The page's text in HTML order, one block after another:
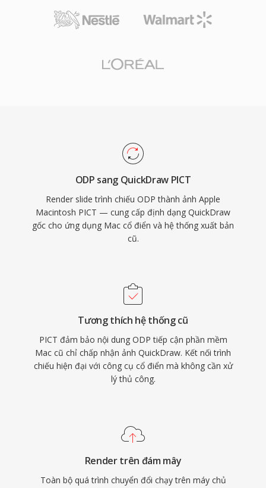
ODP sang QuickDraw PICT
Render slide trình chiếu ODP thành ảnh Apple
Macintosh PICT — cung cấp định dạng QuickDraw
gốc cho ứng dụng Mac cổ điển và hệ thống xuất bản
cũ.
Tương thích hệ thống cũ
PICT đảm bảo nội dung ODP tiếp cận phần mềm
Mac cũ chỉ chấp nhận ảnh QuickDraw. Kết nối trình
chiếu hiện đại với công cụ cổ điển mà không cần xử
lý thủ công.
Render trên đám mây
Toàn bộ quá trình chuyển đổi chạy trên máy chủ